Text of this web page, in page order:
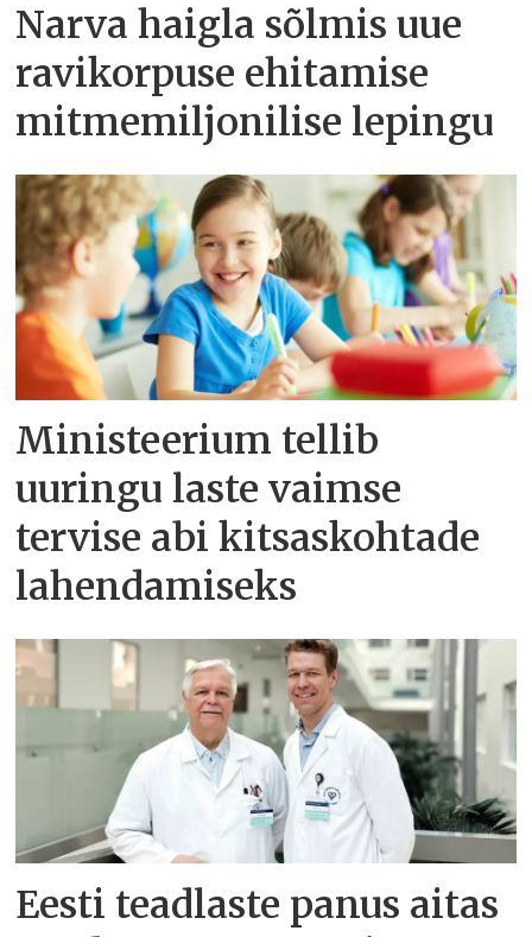
Narva haigla sõlmis uue
ravikorpuse ehitamise
mitmemiljonilise lepingu
Ministeerium tellib
uuringu laste vaimse
tervise abi kitsaskohtade
lahendamiseks
Eesti teadlaste panus aitas